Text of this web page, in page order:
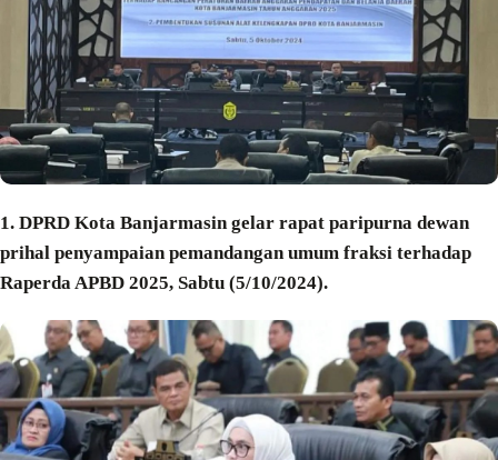
1. DPRD Kota Banjarmasin gelar rapat paripurna dewan
prihal penyampaian pemandangan umum fraksi terhadap
Raperda APBD 2025, Sabtu (5/10/2024).